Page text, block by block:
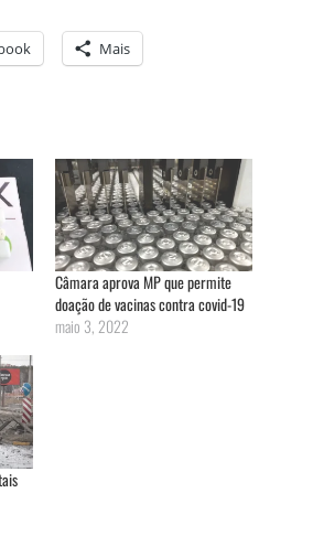
Mais
Câmara aprova MP que permite
doação de vacinas contra covid-19
maio 3, 2022